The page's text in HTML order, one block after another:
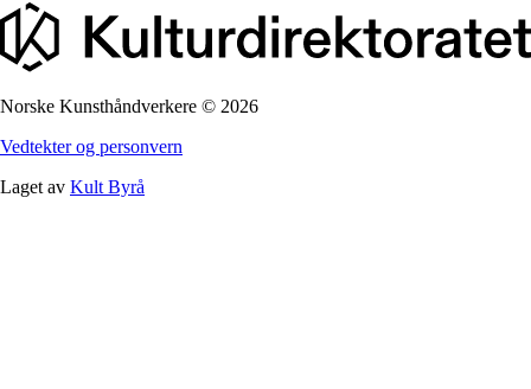
Norske Kunsthåndverkere © 2026
Vedtekter og personvern
Laget av Kult Byrå